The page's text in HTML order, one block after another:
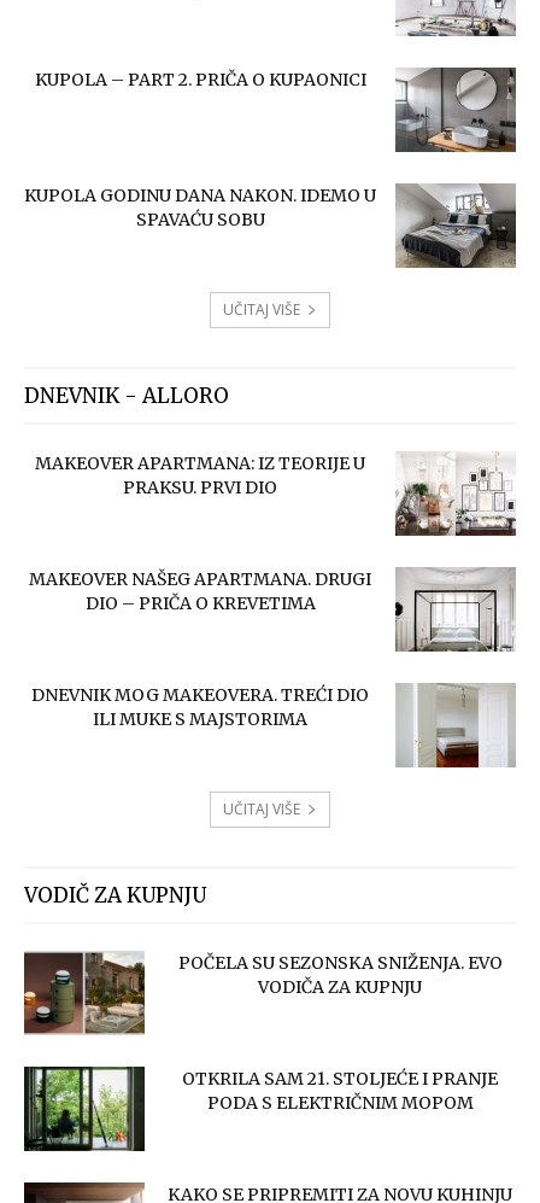
KUPOLA – PART 2. PRIČA O KUPAONICI
KUPOLA GODINU DANA NAKON. IDEMO U
SPAVAĆU SOBU
UČITAJ VIŠE
DNEVNIK - ALLORO
MAKEOVER APARTMANA: IZ TEORIJE U
PRAKSU. PRVI DIO
MAKEOVER NAŠEG APARTMANA. DRUGI
DIO – PRIČA O KREVETIMA
DNEVNIK MOG MAKEOVERA. TREĆI DIO
ILI MUKE S MAJSTORIMA
UČITAJ VIŠE
VODIČ ZA KUPNJU
POČELA SU SEZONSKA SNIŽENJA. EVO
VODIČA ZA KUPNJU
OTKRILA SAM 21. STOLJEĆE I PRANJE
PODA S ELEKTRIČNIM MOPOM
KAKO SE PRIPREMITI ZA NOVU KUHINJU